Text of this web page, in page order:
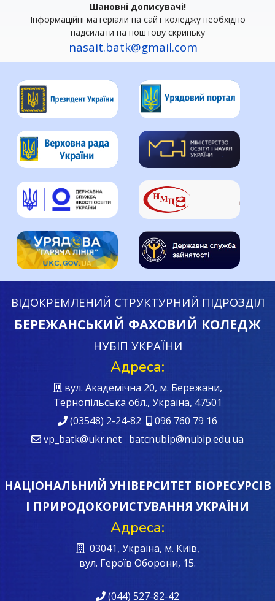
Шановні дописувачі!
Інформаційні матеріали на сайт коледжу необхідно
надсилати на поштову скриньку
nasait.batk@gmail.com
ВІДОКРЕМЛЕНИЙ СТРУКТУРНИЙ ПІДРОЗДІЛ
БЕРЕЖАНСЬКИЙ ФАХОВИЙ КОЛЕДЖ
НУБІП УКРАЇНИ
Адреса:
вул. Академічна 20, м. Бережани,
Тернопільська обл., Україна, 47501
(03548) 2-24-82
096 760 79 16
vp_batk@ukr.net batcnubip@nubip.edu.ua
НАЦІОНАЛЬНИЙ УНІВЕРСИТЕТ БІОРЕСУРСІВ
І ПРИРОДОКОРИСТУВАННЯ УКРАЇНИ
Адреса:
03041, Україна, м. Київ,
вул. Героїв Oборони, 15.
(044) 527-82-42